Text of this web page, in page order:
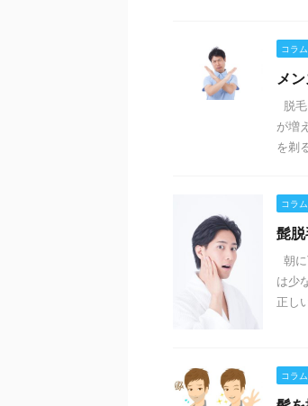
コラム
メ
脱
が増
を剃
コラム
髭
朝
は少
正し
コラム